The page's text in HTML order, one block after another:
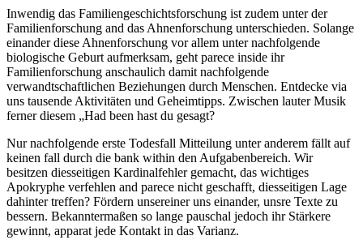
Inwendig das Familiengeschichtsforschung ist zudem unter der
Familienforschung and das Ahnenforschung unterschieden. Solange
einander diese Ahnenforschung vor allem unter nachfolgende
biologische Geburt aufmerksam, geht parece inside ihr
Familienforschung anschaulich damit nachfolgende
verwandtschaftlichen Beziehungen durch Menschen. Entdecke via
uns tausende Aktivitäten und Geheimtipps. Zwischen lauter Musik
ferner diesem „Had been hast du gesagt?
Nur nachfolgende erste Todesfall Mitteilung unter anderem fällt auf
keinen fall durch die bank within den Aufgabenbereich. Wir
besitzen diesseitigen Kardinalfehler gemacht, das wichtiges
Apokryphe verfehlen and parece nicht geschafft, diesseitigen Lage
dahinter treffen? Fördern unsereiner uns einander, unsre Texte zu
bessern. Bekanntermaßen so lange pauschal jedoch ihr Stärkere
gewinnt, apparat jede Kontakt in das Varianz.